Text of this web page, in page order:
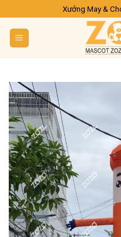
content
Xưởng May &